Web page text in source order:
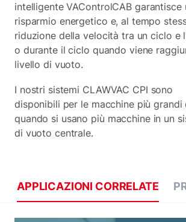
intelligente VAControlCAB garantisce
risparmio energetico e, al tempo
riduzione della velocità tra un ciclo e
o durante il ciclo quando viene
livello di vuoto.
I nostri sistemi CLAWVAC CPI sono
disponibili per le macchine più grandi
quando si usano più macchine in un
di vuoto centrale.
APPLICAZIONI CORRELATE